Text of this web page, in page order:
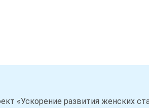
«Ускорение развития женских